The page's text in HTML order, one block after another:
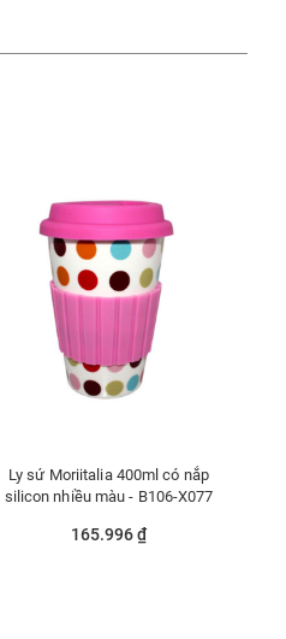
Ly sứ Moriitalia 400ml có nắp
silicon nhiều màu - B106-X077
165.996 ₫